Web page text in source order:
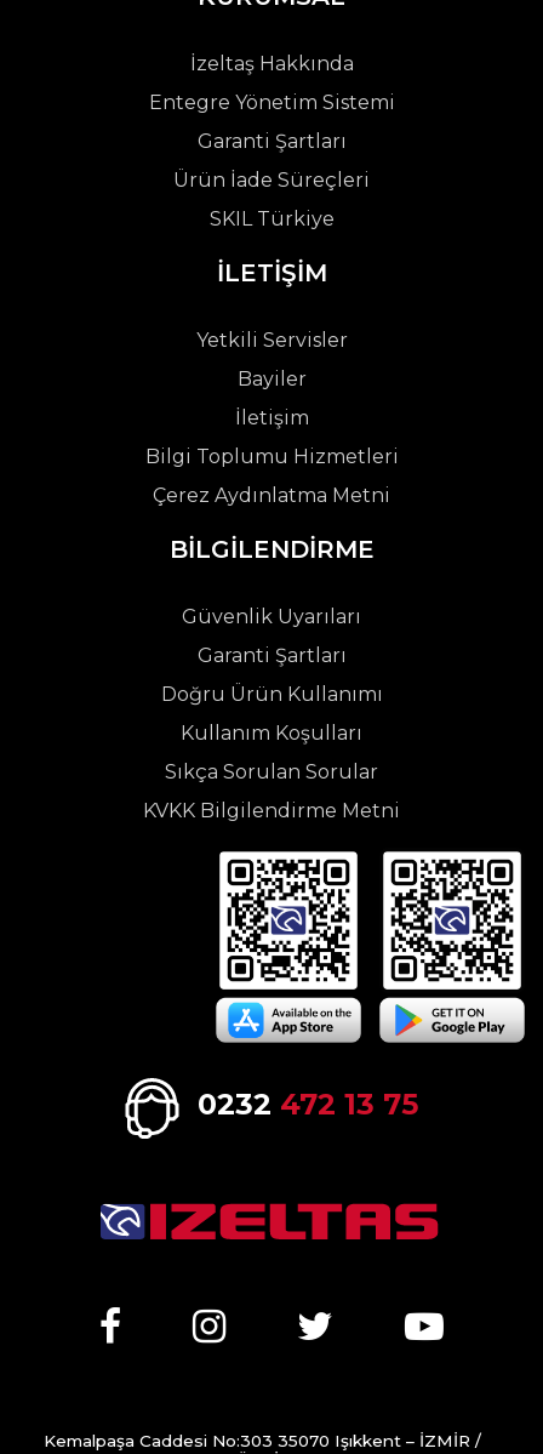
İzeltaş Hakkında
Entegre Yönetim Sistemi
Garanti Şartları
Ürün İade Süreçleri
SKIL Türkiye
İLETİŞİM
Yetkili Servisler
Bayiler
İletişim
Bilgi Toplumu Hizmetleri
Çerez Aydınlatma Metni
BİLGİLENDİRME
Güvenlik Uyarıları
Garanti Şartları
Doğru Ürün Kullanımı
Kullanım Koşulları
Sıkça Sorulan Sorular
KVKK Bilgilendirme Metni
0232 472 13 75
Kemalpaşa Caddesi No:303 35070 Işıkkent – İZMİR /